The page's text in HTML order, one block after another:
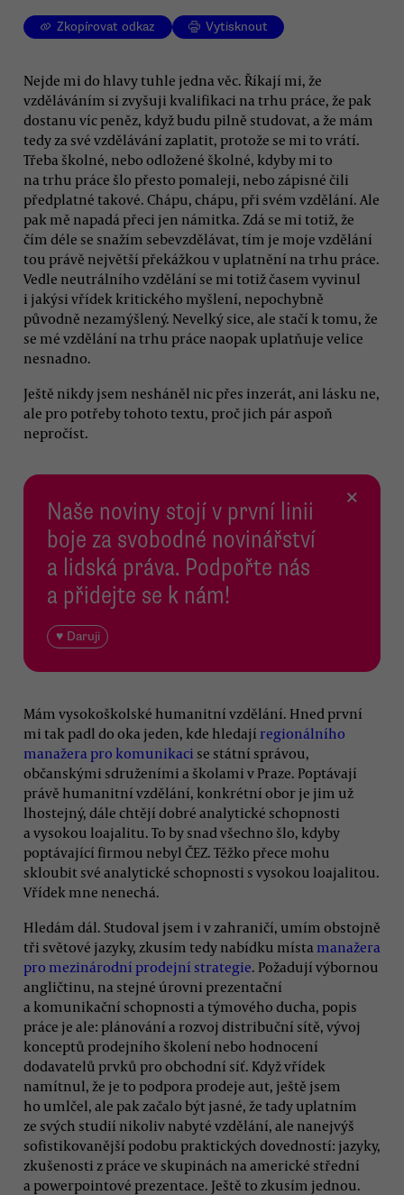
Zkopírovat odkaz Vytisknout
Nejde mi do hlavy tuhle jedna věc. Říkají mi, že
vzděláváním si zvyšuji kvalifikaci na trhu práce, že pak
dostanu víc peněz, když budu pilně studovat, a že mám
tedy za své vzdělávání zaplatit, protože se mi to vrátí.
Třeba školné, nebo odložené školné, kdyby mi to
na trhu práce šlo přesto pomaleji, nebo zápisné čili
předplatné takové. Chápu, chápu, při svém vzdělání. Ale
pak mě napadá přeci jen námitka. Zdá se mi totiž, že
čím déle se snažím sebevzdělávat, tím je moje vzdělání
tou právě největší překážkou v uplatnění na trhu práce.
Vedle neutrálního vzdělání se mi totiž časem vyvinul
i jakýsi vřídek kritického myšlení, nepochybně
původně nezamýšlený. Nevelký sice, ale stačí k tomu, že
se mé vzdělání na trhu práce naopak uplatňuje velice
nesnadno.
Ještě nikdy jsem nesháněl nic přes inzerát, ani lásku ne,
ale pro potřeby tohoto textu, proč jich pár aspoň
nepročíst.
Naše noviny stojí v první linii
boje za svobodné novinářství
a lidská práva. Podpořte nás
a přidejte se k nám!
♥ Daruji
×
Mám vysokoškolské humanitní vzdělání. Hned první
mi tak padl do oka jeden, kde hledají regionálního
manažera pro komunikaci se státní správou,
občanskými sdruženími a školami v Praze. Poptávají
právě humanitní vzdělání, konkrétní obor je jim už
lhostejný, dále chtějí dobré analytické schopnosti
a vysokou loajalitu. To by snad všechno šlo, kdyby
poptávající firmou nebyl ČEZ. Těžko přece mohu
skloubit své analytické schopnosti s vysokou loajalitou.
Vřídek mne nenechá.
Hledám dál. Studoval jsem i v zahraničí, umím obstojně
tři světové jazyky, zkusím tedy nabídku místa manažera
pro mezinárodní prodejní strategie. Požadují výbornou
angličtinu, na stejné úrovni prezentační
a komunikační schopnosti a týmového ducha, popis
práce je ale: plánování a rozvoj distribuční sítě, vývoj
konceptů prodejního školení nebo hodnocení
dodavatelů prvků pro obchodní síť. Když vřídek
namítnul, že je to podpora prodeje aut, ještě jsem
ho umlčel, ale pak začalo být jasné, že tady uplatním
ze svých studií nikoliv nabyté vzdělání, ale nanejvýš
sofistikovanější podobu praktických dovedností: jazyky,
zkušenosti z práce ve skupinách na americké střední
a powerpointové prezentace. Ještě to zkusím jednou.